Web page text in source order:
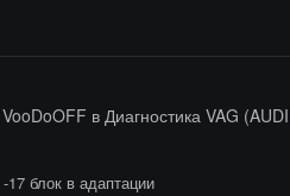
VooDoOFF в Диагностика VAG
17 блок в адаптации